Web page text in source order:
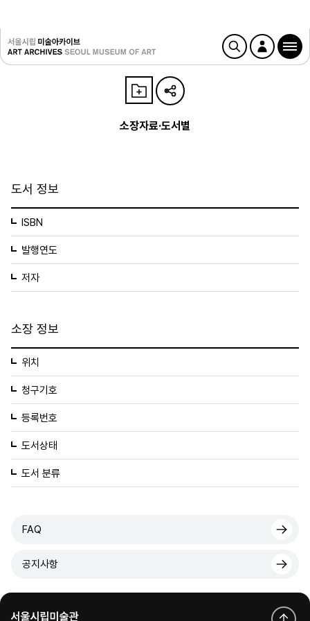
소장자료·도서별
도서 정보
ISBN
발행연도
저자
소장 정보
위치
청구기호
등록번호
도서상태
도서 분류
FAQ
공지사항